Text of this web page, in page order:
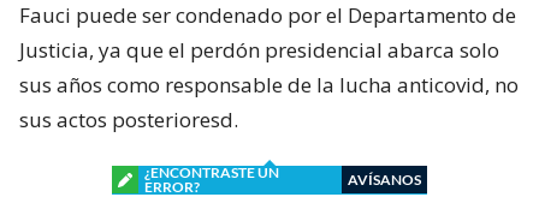
Fauci puede ser condenado por el Departamento de
Justicia, ya que el perdón presidencial abarca solo
sus años como responsable de la lucha anticovid, no
sus actos posterioresd.
¿ENCONTRASTE UN
ERROR?
AVÍSANOS